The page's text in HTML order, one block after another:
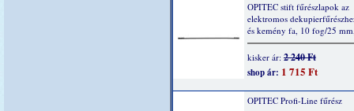
OPITEC stift fűrészlapok az
elektromos
és kemény fa, 10 fog/25
kisker ár: 2 240 Ft
shop ár: 1 715 Ft
OPITEC Profi-Line fűrész